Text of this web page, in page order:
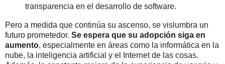
transparencia en el desarrollo de software.
Pero a medida que continúa su ascenso, se vislumbra un
futuro prometedor. Se espera que su adopción siga en
aumento, especialmente en áreas como la informática en la
nube, la inteligencia artificial y el Internet de las cosas.